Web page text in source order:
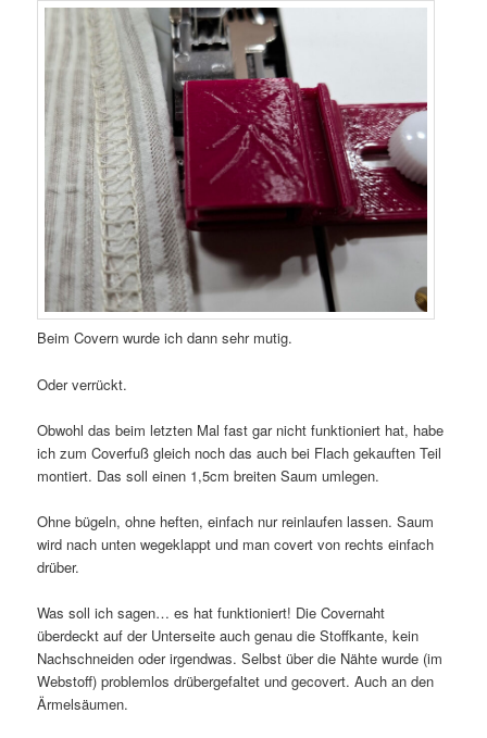
Beim Covern wurde ich dann sehr mutig.
Oder verrückt.
Obwohl das beim letzten Mal fast gar nicht funktioniert hat, habe
ich zum Coverfuß gleich noch das auch bei Flach gekauften Teil
montiert. Das soll einen 1,5cm breiten Saum umlegen.
Ohne bügeln, ohne heften, einfach nur reinlaufen lassen. Saum
wird nach unten wegeklappt und man covert von rechts einfach
drüber.
Was soll ich sagen… es hat funktioniert! Die Covernaht
überdeckt auf der Unterseite auch genau die Stoffkante, kein
Nachschneiden oder irgendwas. Selbst über die Nähte wurde (im
Webstoff) problemlos drübergefaltet und gecovert. Auch an den
Ärmelsäumen.